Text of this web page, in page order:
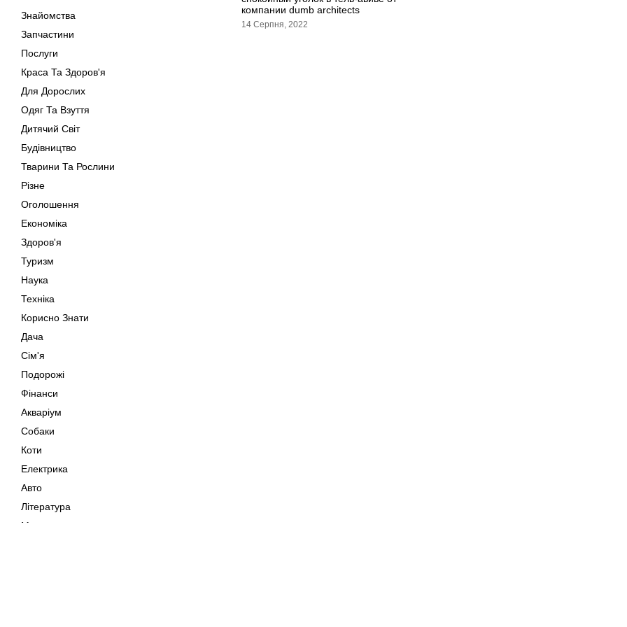
Знайомства
Запчастини
Послуги
Краса Та Здоров'я
Для Дорослих
Одяг Та Взуття
Дитячий Світ
Будівництво
Тварини Та Рослини
Різне
Оголошення
Економіка
Здоров'я
Туризм
Наука
Техніка
Корисно Знати
Дача
Сім'я
Подорожі
Фінанси
Акваріум
Собаки
Коти
Електрика
Авто
Література
Музика
компании dumb architects
14 Серпня, 2022